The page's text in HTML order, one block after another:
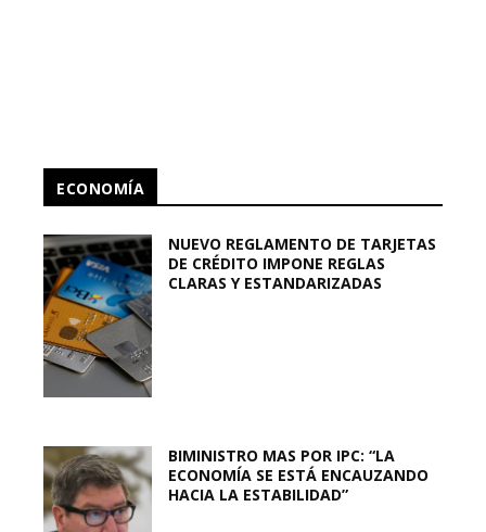
ECONOMÍA
NUEVO REGLAMENTO DE TARJETAS
DE CRÉDITO IMPONE REGLAS
CLARAS Y ESTANDARIZADAS
BIMINISTRO MAS POR IPC: “LA
ECONOMÍA SE ESTÁ ENCAUZANDO
HACIA LA ESTABILIDAD”